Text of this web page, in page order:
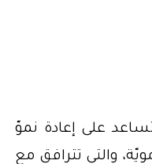
تساعد على إعادة نموّ
والتي تترافق مع